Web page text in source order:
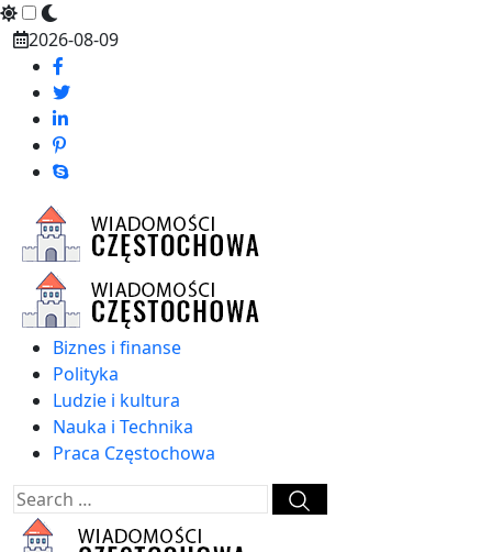
Skip
content
2026-08-09
Biznes i finanse
Polityka
Ludzie i kultura
Nauka i Technika
Praca Częstochowa